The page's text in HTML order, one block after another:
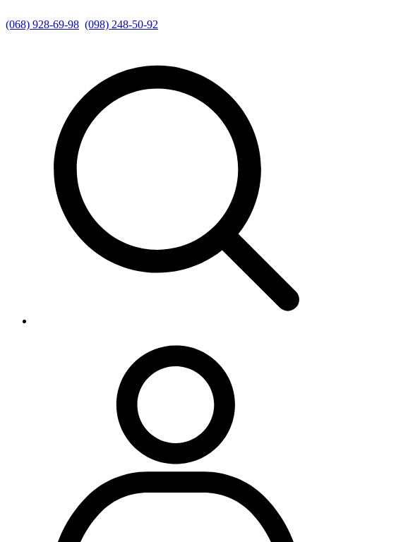
(068) 928-69-98 (098) 248-50-92